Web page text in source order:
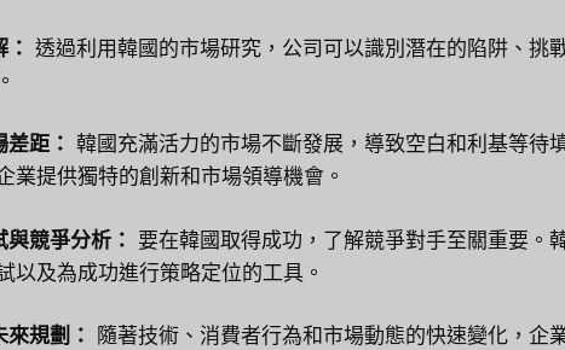
： 透過利用韓國的市場研究，公司可以識別潛在的陷阱、挑
差距： 韓國充滿活力的市場不斷發展，導致空白和利基等待
業提供獨特的創新和市場領導機會。
與競爭分析： 要在韓國取得成功，了解競爭對手至關重要。
以及為成功進行策略定位的工具。
來規劃：
隨著技術、消費者行為和市場動態的快速變化，